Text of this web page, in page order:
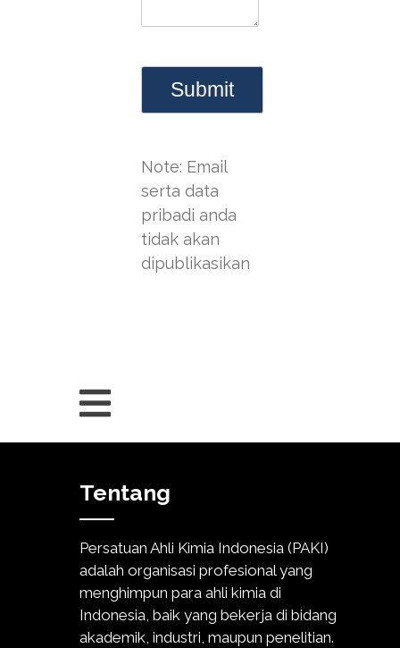
Note: Email
serta data
pribadi anda
tidak akan
dipublikasikan
Tentang
Persatuan Ahli Kimia Indonesia (PAKI)
adalah organisasi profesional yang
menghimpun para ahli kimia di
Indonesia, baik yang bekerja di bidang
akademik, industri, maupun penelitian.